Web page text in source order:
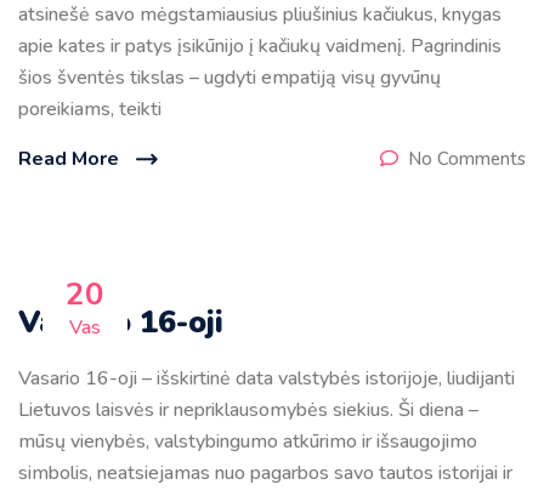
atsinešė savo mėgstamiausius pliušinius kačiukus, knygas
apie kates ir patys įsikūnijo į kačiukų vaidmenį. Pagrindinis
šios šventės tikslas – ugdyti empatiją visų gyvūnų
poreikiams, teikti
Read More
No Comments
20
Vas
Vasario 16-oji
Vasario 16-oji – išskirtinė data valstybės istorijoje, liudijanti
Lietuvos laisvės ir nepriklausomybės siekius. Ši diena –
mūsų vienybės, valstybingumo atkūrimo ir išsaugojimo
simbolis, neatsiejamas nuo pagarbos savo tautos istorijai ir